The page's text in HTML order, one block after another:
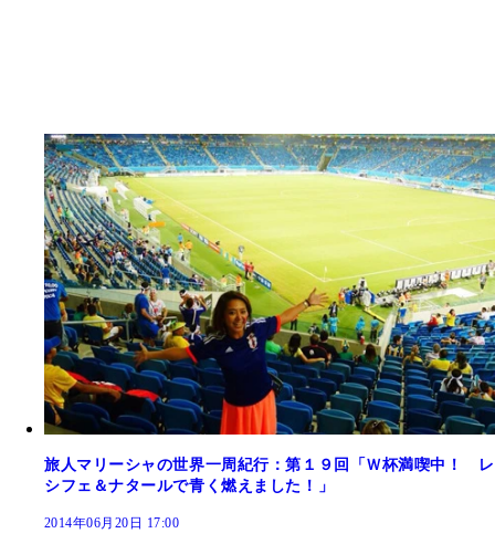
旅人マリーシャの世界一周紀行：第１９回「Ｗ杯満喫中！ レ
シフェ＆ナタールで青く燃えました！」
2014年06月20日 17:00